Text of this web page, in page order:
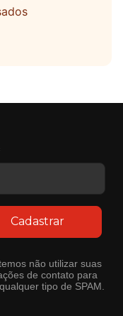
Cadastrar
não utilizar suas
de contato para
tipo de SPAM.